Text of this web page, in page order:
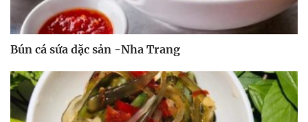
Bún cá sứa dặc sản -Nha Trang